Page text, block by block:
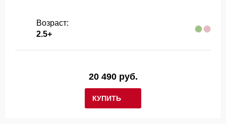
Возраст:
2.5+
КУПИТЬ
20 490 руб.